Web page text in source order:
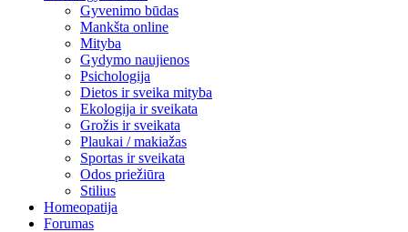
Gyvenimo būdas
Mankšta online
Mityba
Gydymo naujienos
Psichologija
Dietos ir sveika mityba
Ekologija ir sveikata
Grožis ir sveikata
Plaukai / makiažas
Sportas ir sveikata
Odos priežiūra
Stilius
Homeopatija
Forumas